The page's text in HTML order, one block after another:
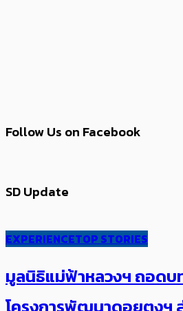
Follow Us on Facebook
SD Update
EXPERIENCETOP STORIES
มูลนิธิแม่ฟ้าหลวงฯ ถอดบ